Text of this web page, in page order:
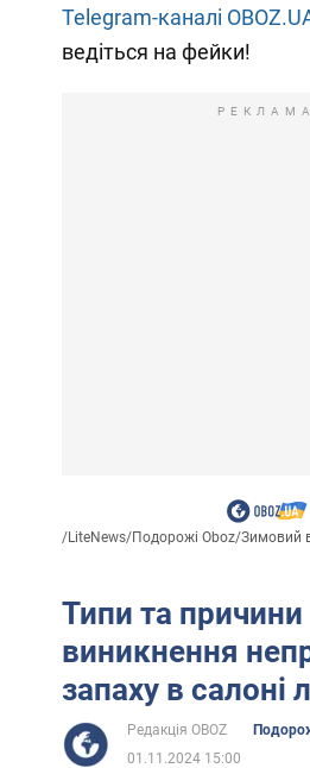
Telegram-каналі
ведіться на фейки!
РЕКЛАМА
/LiteNews/Подорожі Oboz/Зимовий
Типи та причини
виникнення
запаху в салоні
Редакція OBOZ
01.11.2024 15:00